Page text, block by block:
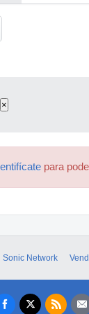
×
para
Sonic Network